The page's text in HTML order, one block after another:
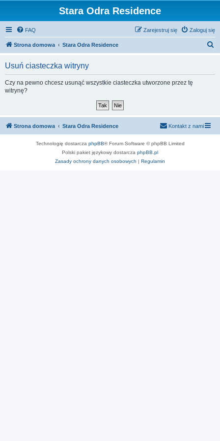
Stara Odra Residence
FAQ Zaloguj się
Zarejestruj się
Strona domowa Stara Odra Residence
Usuń ciasteczka witryny
Czy na pewno chcesz usunąć wszystkie ciasteczka utworzone przez tę
witrynę?
Strona domowa Stara Odra Residence Kontakt z nami
Technologię dostarcza phpBB® Forum Software © phpBB Limited
Polski pakiet językowy dostarcza phpBB.pl
Zasady ochrony danych osobowych | Regulamin